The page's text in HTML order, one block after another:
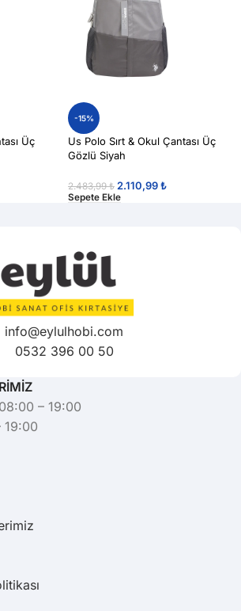
Üç
-15%
Us Polo Sırt & Okul Çantası Üç
Gözlü Siyah
2.483,99₺ 2.110,99₺
Sepete Ekle
info@eylulhobi.com
0532 396 00 50
– 19:00
19:00